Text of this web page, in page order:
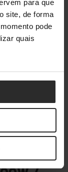
para que
site, de forma
pode
quais
ATX